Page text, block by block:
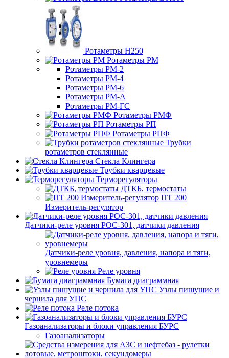
Ротаметры H250
Ротаметры РМ
Ротаметры РМ-2
Ротаметры РМ-4
Ротаметры РМ-6
Ротаметры РМ-А
Ротаметры РМ-ГС
Ротаметры РМФ
Ротаметры РП
Ротаметры РПФ
Трубки
ротаметров стеклянные
Стекла Клингера
Трубки кварцевые
Терморегуляторы
ДТКБ, термостаты
ПТ 200
Измеритель-регулятор
Датчики-реле уровня РОС-301, датчики давления
Датчики-реле уровня, давления, напора и тяги,
уровнемеры
Реле уровня
Бумага диаграммная
Узлы пишущие и
чернила для УПС
Реле потока
Газоанализаторы и блоки управления БУРС
Газоанализаторы